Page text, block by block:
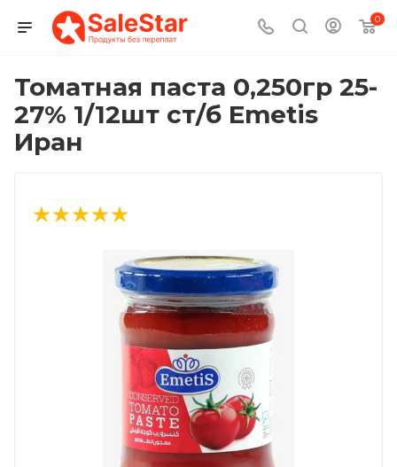
0
Томатная паста 0,250гр 25-
27% 1/12шт ст/б Emetis
Иран